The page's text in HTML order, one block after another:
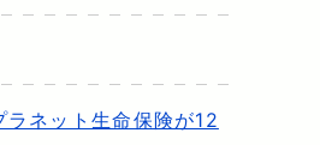
ネット生命保険が12